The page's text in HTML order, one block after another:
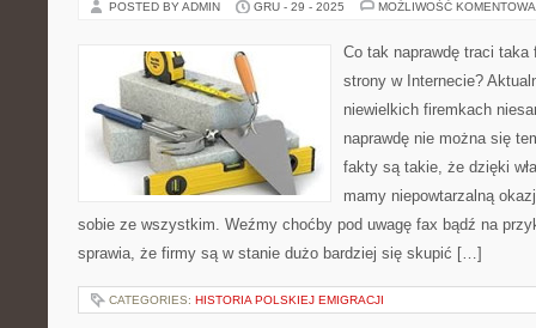
POSTED BY ADMIN GRU - 29 - 2025 MOŻLIWOŚĆ
Co tak naprawdę traci taka
strony w Internecie?
niewielkich firemkach
naprawdę nie można się
fakty są takie, że dzięki
mamy niepowtarzalną
sobie ze wszystkim. Weźmy choćby pod uwagę fax bądź na
sprawia, że firmy są w stanie dużo bardziej się skupić […]
CATEGORIES: HISTORIA POLSKIEJ EMIGRACJI